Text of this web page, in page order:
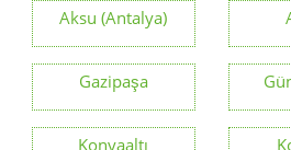
Aksu (Antalya)
Gazipaşa
Konyaaltı